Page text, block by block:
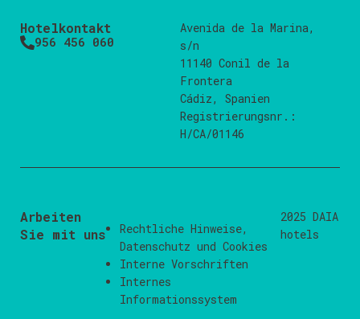
Hotelkontakt
956 456 060
Avenida de la Marina,
s/n
11140 Conil de la
Frontera
Cádiz, Spanien
Registrierungsnr.:
H/CA/01146
Arbeiten
Sie mit uns
Rechtliche Hinweise,
Datenschutz und Cookies
Interne Vorschriften
Internes
Informationssystem
2025 DAIA
hotels